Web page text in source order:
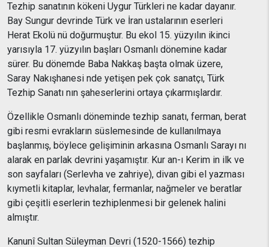
Tezhip sanatının kökeni Uygur Türkleri ne kadar dayanır.
Bay Sungur devrinde Türk ve İran ustalarının eserleri
Herat Ekolü nü doğurmuştur. Bu ekol 15. yüzyılın ikinci
yarısıyla 17. yüzyılın başları Osmanlı dönemine kadar
sürer. Bu dönemde Baba Nakkaş başta olmak üzere,
Saray Nakışhanesi nde yetişen pek çok sanatçı, Türk
Tezhip Sanatı nın şaheserlerini ortaya çıkarmışlardır.
Özellikle Osmanlı döneminde tezhip sanatı, ferman, berat
gibi resmi evrakların süslemesinde de kullanılmaya
başlanmış, böylece gelişiminin arkasına Osmanlı Sarayı nı
alarak en parlak devrini yaşamıştır. Kur an-ı Kerim in ilk ve
son sayfaları (Serlevha ve zahriye), divan gibi el yazması
kıymetli kitaplar, levhalar, fermanlar, nağmeler ve beratlar
gibi çeşitli eserlerin tezhiplenmesi bir gelenek halini
almıştır.
Kanunî Sultan Süleyman Devri (1520-1566) tezhip